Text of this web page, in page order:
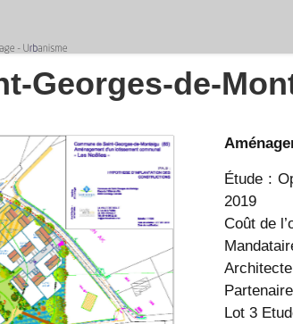
Georges-de-
Étude :
2019
Coût de
Architecte
Lot 3